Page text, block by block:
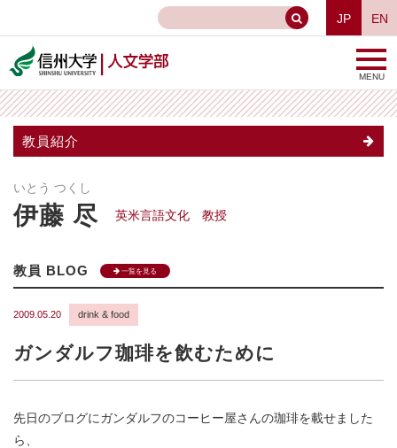
JP EN
MENU
教員紹介
いとう つくし
伊藤 尽 英米言語文化 教授
教員 BLOG 一覧を見る
2009.05.20 drink & food
ガンダルフ珈琲を飲むために
先日のブログにガンダルフのコーヒー屋さんの珈琲を載せました
ら、